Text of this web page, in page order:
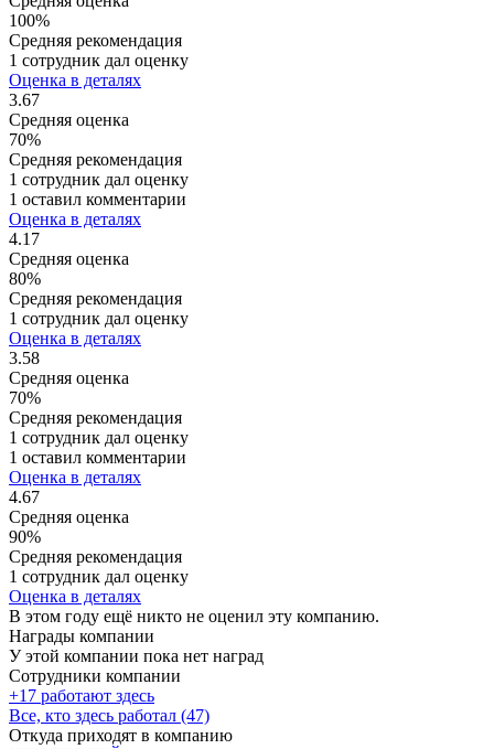
100%
Средняя рекомендация
1 сотрудник дал оценку
Оценка в деталях
3.67
Средняя оценка
70%
Средняя рекомендация
1 сотрудник дал оценку
1 оставил комментарии
Оценка в деталях
4.17
Средняя оценка
80%
Средняя рекомендация
1 сотрудник дал оценку
Оценка в деталях
3.58
Средняя оценка
70%
Средняя рекомендация
1 сотрудник дал оценку
1 оставил комментарии
Оценка в деталях
4.67
Средняя оценка
90%
Средняя рекомендация
1 сотрудник дал оценку
Оценка в деталях
В этом году ещё никто не оценил эту компанию.
Награды компании
У этой компании пока нет наград
Сотрудники компании
+17 работают здесь
Все, кто здесь работал (47)
Откуда приходят в компанию